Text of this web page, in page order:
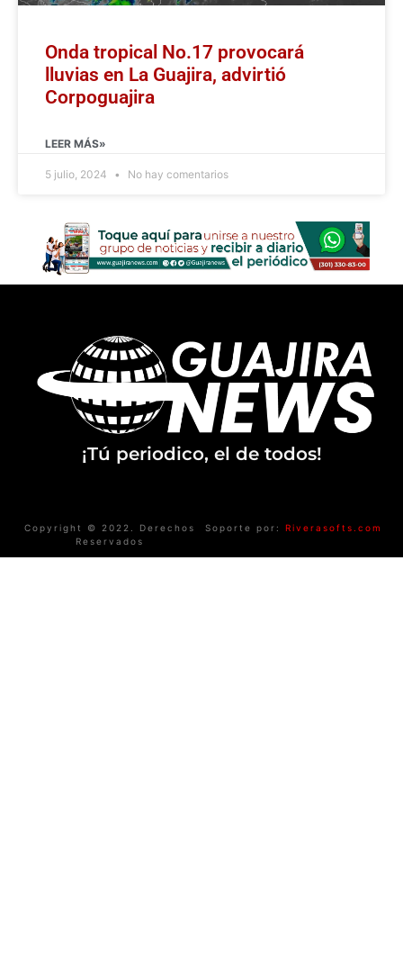
Onda tropical No.17 provocará
lluvias en La Guajira, advirtió
Corpoguajira
LEER MÁS»
5 julio, 2024 No hay comentarios
¡Tú periodico, el de todos!
Copyright © 2022. Derechos
Reservados
Soporte por: Riverasofts.com